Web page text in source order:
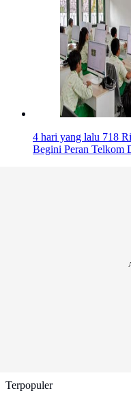
4 hari yang lalu 718
Begini Peran Telkom
Terpopuler